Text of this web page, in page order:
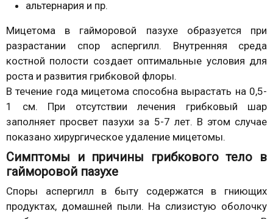
альтернария и пр.
Мицетома в гайморовой пазухе образуется при
разрастании спор аспергилл. Внутренняя среда
костной полости создает оптимальные условия для
роста и развития грибковой флоры.
В течение года мицетома способна вырастать на 0,5-
1 см. При отсутствии лечения грибковый шар
заполняет просвет пазухи за 5-7 лет. В этом случае
показано хирургическое удаление мицетомы.
Симптомы и причины грибкового тело в
гайморовой пазухе
Споры аспергилл в быту содержатся в гниющих
продуктах, домашней пыли. На слизистую оболочку